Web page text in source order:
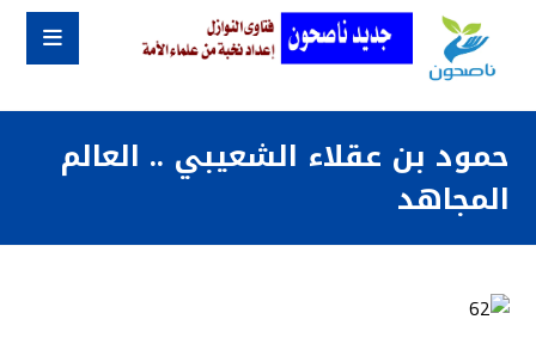
حمود بن عقلاء الشعيبي .. العالم
المجاهد